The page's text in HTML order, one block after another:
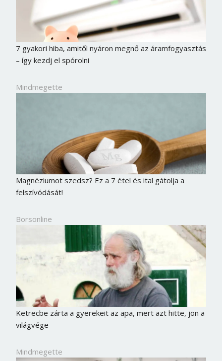
7 gyakori hiba, amitől nyáron megnő az áramfogyasztás
– így kezdj el spórolni
Mindmegette
Magnéziumot szedsz? Ez a 7 étel és ital gátolja a
felszívódását!
Borsonline
Ketrecbe zárta a gyerekeit az apa, mert azt hitte, jön a
világvége
Mindmegette